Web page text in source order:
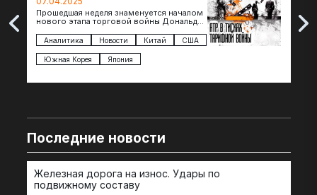
Прошедшая неделя знаменуется началом
нового этапа торговой войны Дональда
импорта из более 100 стран…
Аналитика Новости Китай США
Южная Корея Япония
The
Последние новости
Железная дорога на износ. Удары по
подвижному составу